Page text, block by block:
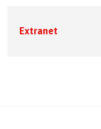
Extranet